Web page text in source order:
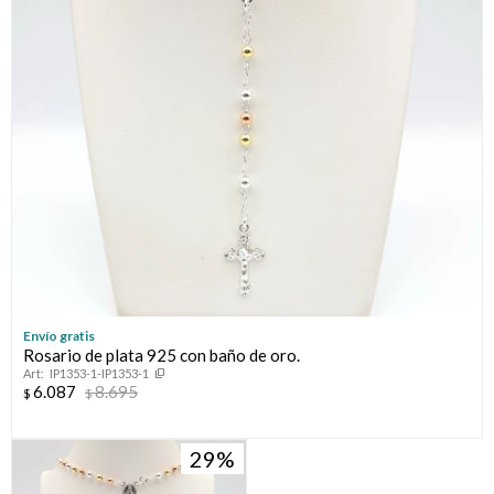
Envío gratis
Rosario de plata 925 con baño de oro.
IP1353-1-IP1353-1
$ 6.087 $8.695
29
Continuar